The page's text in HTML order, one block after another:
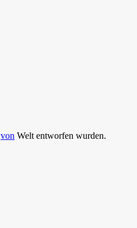
von Welt entworfen wurden.